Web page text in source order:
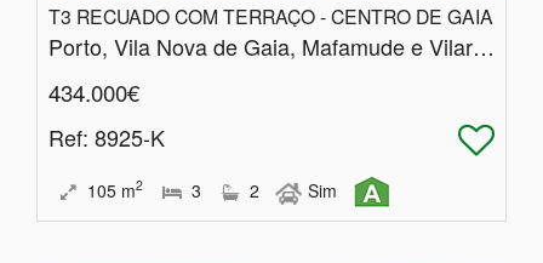
T3 RECUADO COM TERRAÇO - CENTRO DE GAIA
Porto, Vila Nova de Gaia, Mafamude e Vilar do Paraíso
434.000€
Ref: 8925-K
105 m2 3 2 Sim